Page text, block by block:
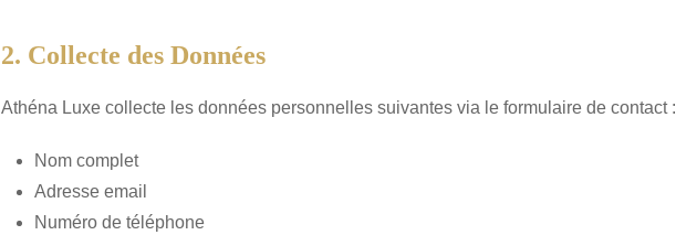
2. Collecte des Données
Athéna Luxe collecte les données personnelles suivantes via le formulaire de contact :
Nom complet
Adresse email
Numéro de téléphone